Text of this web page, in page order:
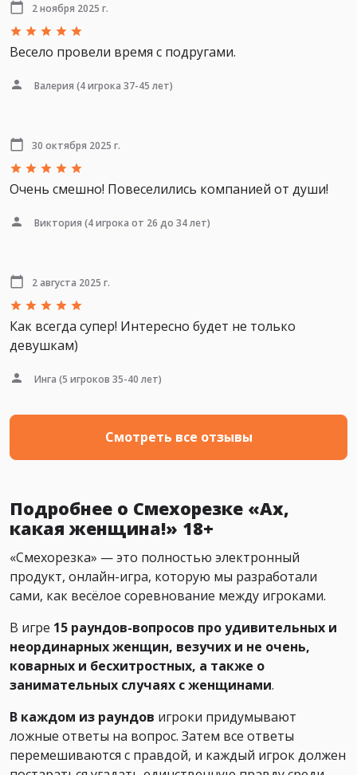
2 ноября 2025 г.
Весело провели время с подругами.
Валерия (4 игрока 37-45 лет)
30 октября 2025 г.
Очень смешно! Повеселились компанией от души!
Виктория (4 игрока от 26 до 34 лет)
2 августа 2025 г.
Как всегда супер! Интересно будет не только
девушкам)
Инга (5 игроков 35-40 лет)
Смотреть все отзывы
Подробнее о Смехорезке «Ах,
какая женщина!» 18+
«Смехорезка» — это полностью электронный
продукт, онлайн-игра, которую мы разработали
сами, как весёлое соревнование между игроками.
В игре 15 раундов-вопросов про удивительных и
неординарных женщин, везучих и не очень,
коварных и бесхитростных, а также о
занимательных случаях с женщинами.
В каждом из раундов игроки придумывают
ложные ответы на вопрос. Затем все ответы
перемешиваются с правдой, и каждый игрок должен